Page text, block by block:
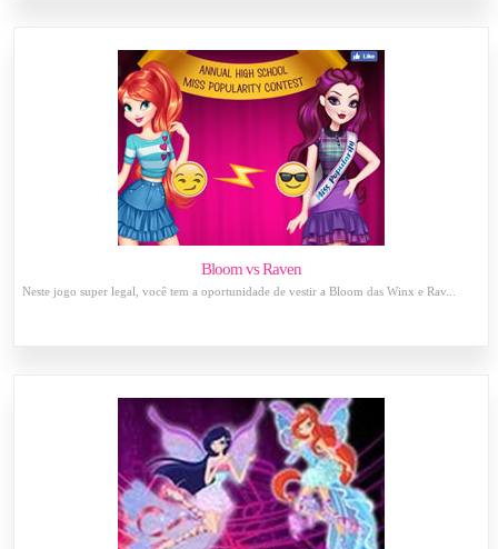
Bloom vs Raven
Neste jogo super legal, você tem a oportunidade de vestir a Bloom das Winx e Rav...